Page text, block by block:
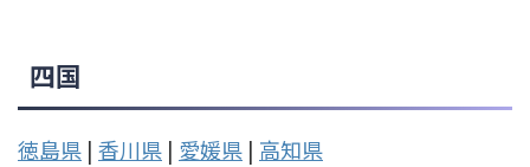
四国
徳島県 | 香川県 | 愛媛県 | 高知県